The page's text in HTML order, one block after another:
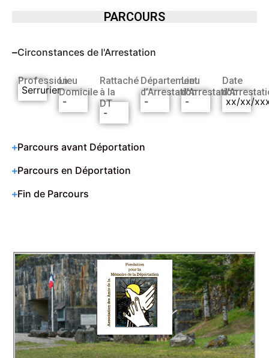
PARCOURS
Circonstances de l'Arrestation
Profession
Serrurier
Lieu
Domicile
-
Rattaché
à la
DT
-
Département
d’Arrestation
-
Lieu
d’Arrestation
-
Date
xx/xx/
Parcours avant Déportation
Parcours en Déportation
Fin de Parcours